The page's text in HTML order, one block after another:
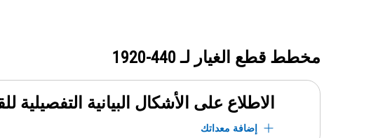
مخطط قطع الغيار لـ 440-1920
الاطلاع على الأشكال البيانية التفصيلية
إضافة معداتك